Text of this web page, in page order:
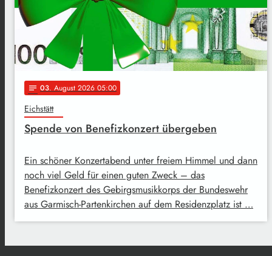
notes 03. August 2026 05:00
Eichstätt
Spende von Benefizkonzert übergeben
Ein schöner Konzertabend unter freiem Himmel und dann
noch viel Geld für einen guten Zweck – das
Benefizkonzert des Gebirgsmusikkorps der Bundeswehr
aus Garmisch-Partenkirchen auf dem Residenzplatz ist …